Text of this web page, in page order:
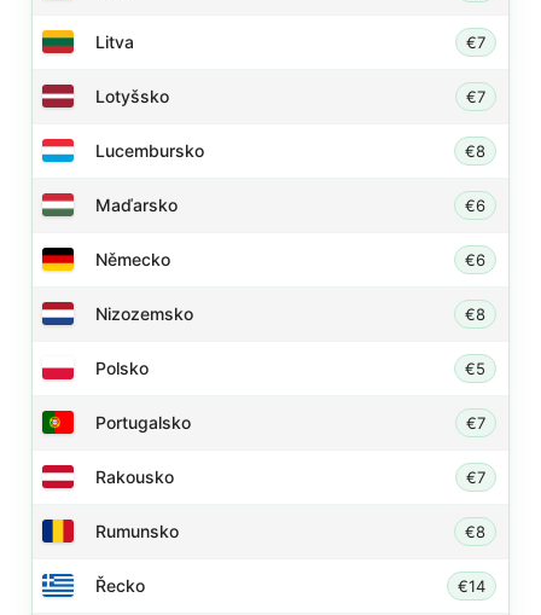
Litva €7
Lotyšsko €7
Lucembursko €8
Maďarsko €6
Německo €6
Nizozemsko €8
Polsko €5
Portugalsko €7
Rakousko €7
Rumunsko €8
Řecko €14